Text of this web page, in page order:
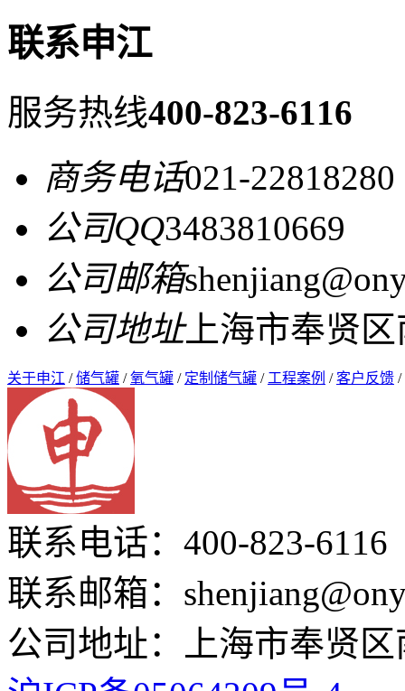
联系申江
服务热线400-823-6116
商务电话021-22818280
公司QQ3483810669
公司邮箱
公司地址上海市奉贤
关于申江 /储气罐 /氧气罐 / 定制储气罐 / 工程案例 /客户反馈 /
联系电话：400-823-6116
联系邮箱：
公司地址：上海市奉贤